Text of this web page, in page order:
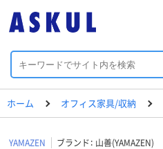
ホーム オフィス家具/収納
YAMAZEN ブランド： 山善(YAMAZEN)